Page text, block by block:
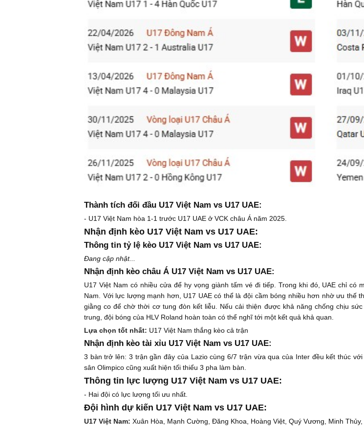
Thành tích đối đầu U17 Việt Nam vs U17 UAE:
- U17 Việt Nam hòa 1-1 trước U17 UAE ở VCK châu Á năm 2025.
Nhận định kèo U17 Việt Nam vs U17 UAE:
Thông tin tỷ lệ kèo U17 Việt Nam vs U17 UAE:
Đang cập nhật...
Nhận định kèo châu Á U17 Việt Nam vs U17 UAE:
U17 Việt Nam có nhiều cửa để hy vọng giành tấm vé đi tiếp. Trong khi đó, UAE chỉ
Nam. Với lực lượng mạnh hơn, U17 UAE có thể là đội cầm bóng nhiều hơn nhờ ưu thế
giằng co để chờ thời cơ tung đòn kết liễu. Nếu cải thiện được khả năng chống chịu
trung, đội bóng của HLV Roland hoàn toàn có thể nghĩ tới một kết quả khả quan.
Lựa chọn tốt nhất: U17 Việt Nam thắng kèo cả trận
Nhận định kèo tài xỉu U17 Việt Nam vs U17 UAE:
3 bàn trở lên: 3 trận gần đây của Lazio cùng 6/7 trận vừa qua của Inter đều kết thúc
sân Olimpico cũng xuất hiện tối thiểu 3 pha làm bàn.
Thông tin lực lượng U17 Việt Nam vs U17 UAE:
- Hai đội có lực lượng tối ưu nhất.
Đội hình dự kiến U17 Việt Nam vs U17 UAE:
U17 Việt Nam: Xuân Hòa, Mạnh Cường, Đăng Khoa, Hoàng Việt, Quý Vương, Minh